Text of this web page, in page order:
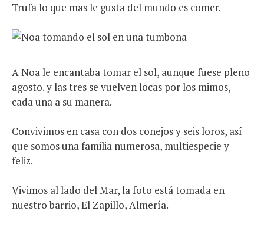
Trufa lo que mas le gusta del mundo es comer.
A Noa le encantaba tomar el sol, aunque fuese pleno
agosto. y las tres se vuelven locas por los mimos,
cada una a su manera.
Convivimos en casa con dos conejos y seis loros, así
que somos una familia numerosa, multiespecie y
feliz.
Vivimos al lado del Mar, la foto está tomada en
nuestro barrio, El Zapillo, Almería.